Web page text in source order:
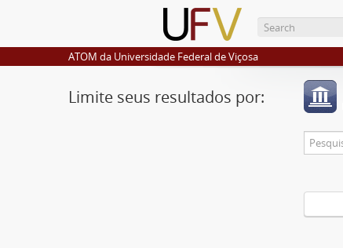
ATOM da Universidade Federal de Viçosa
Limite seus resultados por: